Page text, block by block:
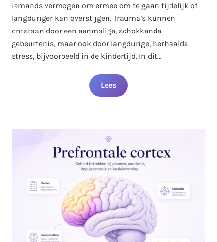
iemands vermogen om ermee om te gaan tijdelijk of
langduriger kan overstijgen. Trauma’s kunnen
ontstaan door een eenmalige, schokkende
gebeurtenis, maar ook door langdurige, herhaalde
stress, bijvoorbeeld in de kindertijd. In dit…
Lees